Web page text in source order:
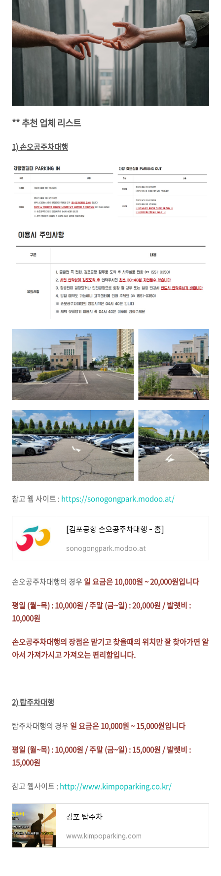
** 추천 업체 리스트
1) 손오공주차대행
참고 웹 사이트 : https://sonogongpark.modoo.at/
[김포공항 손오공주차대행 - 홈]
sonogongpark.modoo.at
손오공주차대행의 경우 일 요금은 10,000원 ~ 20,000원입니다
평일 (월~목) : 10,000원 / 주말 (금~일) : 20,000원 / 발렛비 :
10,000원
손오공주차대행의 장점은 맡기고 찾을때의 위치만 잘 찾아가면 알
아서 가져가시고 가져오는 편리함입니다.
2) 탑주차대행
탑주차대행의 경우 일 요금은 10,000원 ~ 15,000원입니다
평일 (월~목) : 10,000원 / 주말 (금~일) : 15,000원 / 발렛비 :
15,000원
참고 웹사이트 : http://www.kimpoparking.co.kr/
김포 탑주차
www.kimpoparking.com